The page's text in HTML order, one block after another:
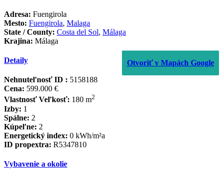
Adresa: Fuengirola
Mesto: Fuengirola, Malaga
State / County: Costa del Sol, Málaga
Krajina: Málaga
Otvoriť v Mapách Google
Detaily
Nehnuteľnosť ID : 5158188
Cena: 599.000 €
Vlastnosť Veľkosť: 180 m2
Izby: 1
Spálne: 2
Kúpeľne: 2
Energetický index: 0 kWh/m²a
ID propextra: R5347810
Vybavenie a okolie